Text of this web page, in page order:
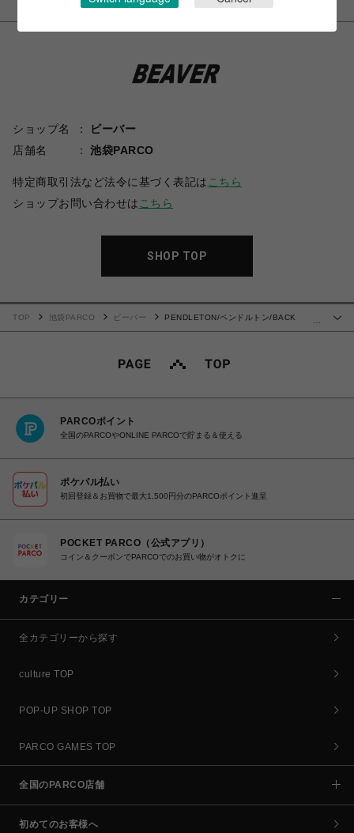
ショップ名
ビーバー
店舗名
池袋PARCO
特定商取引法など法令に基づく表記は こちら
ショップお問い合わせは こちら
SHOP TOP
TOP 池袋PARCO ビーバー
PENDLETON/ペンドルトン/BACK
PARCOポイント
全国のPARCOやONLINE PARCOで貯まる＆使える
ポケパル払い
初回登録＆お買物で最大1,500円分のPARCOポイント進呈
POCKET PARCO（公式アプリ）
コイン＆クーポンでPARCOでのお買い物がオトクに
カテゴリー
全カテゴリーから探す
culture TOP
POP-UP SHOP TOP
PARCO GAMES TOP
全国のPARCO店舗
初めてのお客様へ